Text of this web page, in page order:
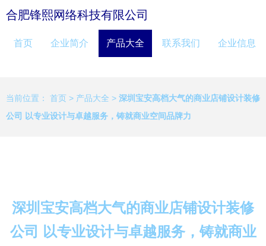
合肥锋熙网络科技有限公司
首页 企业简介 产品大全 联系我们 企业信息
当前位置： 首页 > 产品大全 > 深圳宝安高档大气的商业店铺设计装修
公司 以专业设计与卓越服务，铸就商业空间品牌力
深圳宝安高档大气的商业店铺设计装修
公司 以专业设计与卓越服务，铸就商业